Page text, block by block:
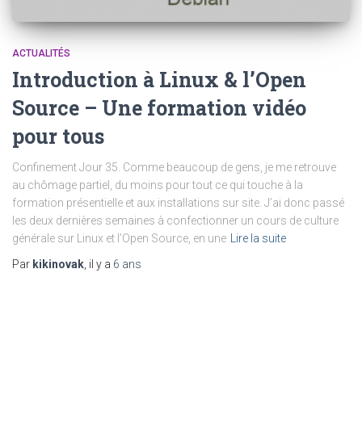
ACTUALITÉS
Introduction à Linux & l’Open
Source – Une formation vidéo
pour tous
Confinement Jour 35. Comme beaucoup de gens, je me retrouve
au chômage partiel, du moins pour tout ce qui touche à la
formation présentielle et aux installations sur site. J’ai donc passé
les deux dernières semaines à confectionner un cours de culture
générale sur Linux et l’Open Source, en une
Lire la suite
Par kikinovak , il y a 6 ans